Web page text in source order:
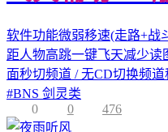
软件功能微弱移速(走路+战
距人物高跳一键飞天减少
面秒切频道 / 无CD切换频道
#BNS 剑灵类
0
0 476